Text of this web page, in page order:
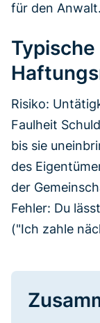
für den Anwalt.
Risiko:
Faulheit
bis sie
des
der
Fehler: Du
("Ich zahle